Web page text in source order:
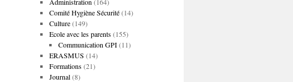
Comité Hygiène Sécurité(14)
Culture(149)
Ecole avec les parents(155)
Communication GPI(11)
ERASMUS (14)
Formations(21)
Journal(8)